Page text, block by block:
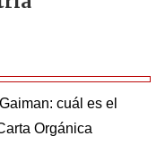
cuál es el
Orgánica